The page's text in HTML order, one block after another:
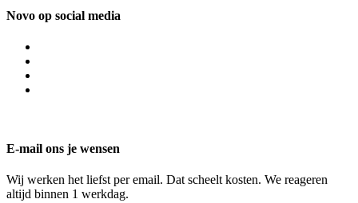
Novo op social media
E-mail ons je wensen
Wij werken het liefst per email. Dat scheelt kosten. We reageren
altijd binnen 1 werkdag.